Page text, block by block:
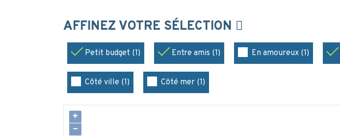
AFFINEZ VOTRE SÉLECTION
Petit budget (1) Entre amis (1) En amoureux (1)
Côté ville (1) Côté mer (1)
+
−